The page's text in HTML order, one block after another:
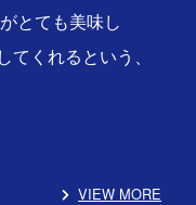
とても美味し
くれるという、
VIEW MORE